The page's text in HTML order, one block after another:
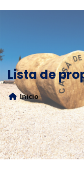
Lista de
Inicio